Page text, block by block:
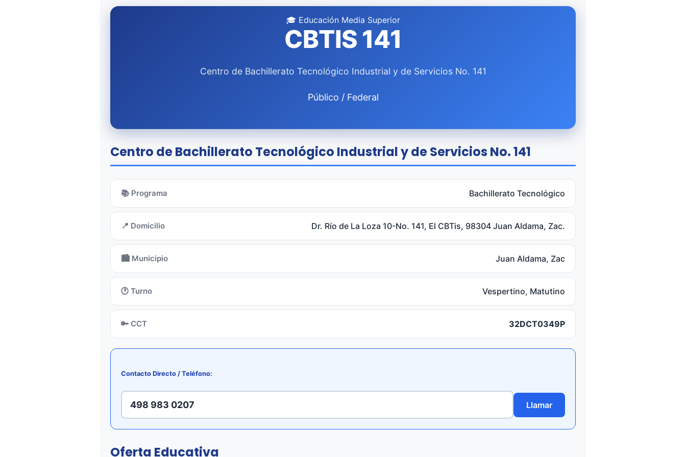
🎓 Educación Media Superior
CBTIS 141
Centro de Bachillerato Tecnológico Industrial y de Servicios No. 141
Público / Federal
Centro de Bachillerato Tecnológico Industrial y de Servicios No. 141
📚 Programa Bachillerato Tecnológico
📍 Domicilio Dr. Río de La Loza 10-No. 141, El CBTis, 98304 Juan Aldama, Zac.
🏙️ Municipio Juan Aldama, Zac
🕐 Turno Vespertino, Matutino
🔑 CCT 32DCT0349P
Contacto Directo / Teléfono:
498 983 0207 Llamar
Oferta Educativa